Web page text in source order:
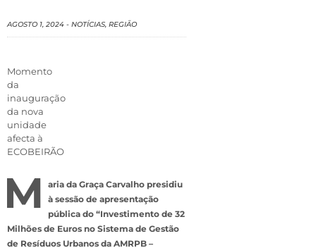
AGOSTO 1, 2024 - NOTÍCIAS, REGIÃO
Momento
da
inauguração
da nova
unidade
afecta à
ECOBEIRÃO
M
aria da Graça Carvalho presidiu
à sessão de apresentação
pública do “Investimento de 32
Milhões de Euros no Sistema de Gestão
de Resíduos Urbanos da AMRPB –